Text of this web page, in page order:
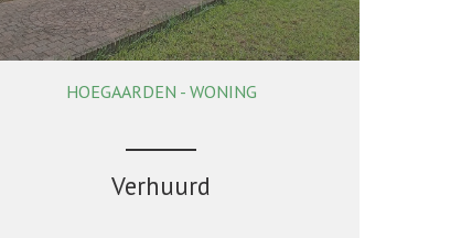
161 m² 4 1
HOEGAARDEN - WONING
Verhuurd